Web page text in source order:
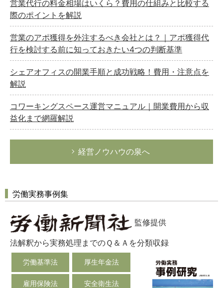
営業代行の料金相場はいくら？費用の仕組みと比較する
際のポイントを解説
営業のアポ獲得を外注するべき会社とは？｜アポ獲得代
行を検討する前に知っておきたい4つの判断基準
シェアオフィスの開業手順と成功戦略！費用・注意点を
解説
コワーキングスペース運営マニュアル｜開業費用から収
益化まで網羅解説
経営ノウハウの泉へ
労働実務事例集
監修提供
法解釈から実務処理までのＱ＆Ａを分類収録
労働基準法 厚生年金法
雇用保険法 安全衛生法